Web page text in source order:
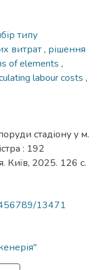
типу
витрат, рішення
of elements ,
labour costs ,
стадіону у м.
: 192
Київ, 2025. 126 с.
13471